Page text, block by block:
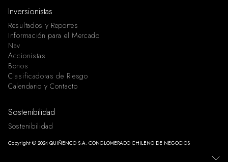
Inversionistas
Resultados y Reportes
Información para el Mercado
Nav
Accionistas
Bonos
Clasificadoras de Riesgo
Calendario y Contacto
Sostenibilidad
Sostenibilidad
Copyright © 2024 QUIÑENCO S.A. CONGLOMERADO CHILENO DE NEGOCIOS